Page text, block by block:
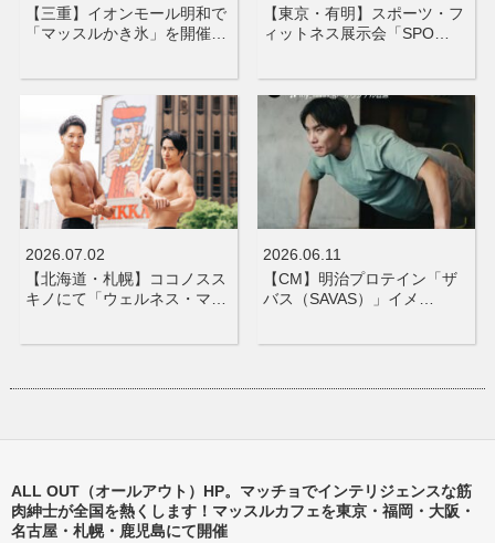
【三重】イオンモール明和で
「マッスルかき氷」を開催…
【東京・有明】スポーツ・フ
ィットネス展示会「SPO…
2026.07.02
【北海道・札幌】ココノスス
キノにて「ウェルネス・マ…
2026.06.11
【CM】明治プロテイン「ザ
バス（SAVAS）」イメ…
ALL OUT（オールアウト）HP。マッチョでインテリジェンスな筋
肉紳士が全国を熱くします！マッスルカフェを東京・福岡・大阪・
名古屋・札幌・鹿児島にて開催